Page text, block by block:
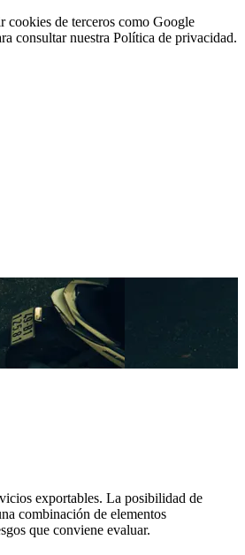
cookies de terceros como Google
consultar nuestra Política de privacidad.
exportables. La posibilidad de
combinación de elementos
que conviene evaluar.